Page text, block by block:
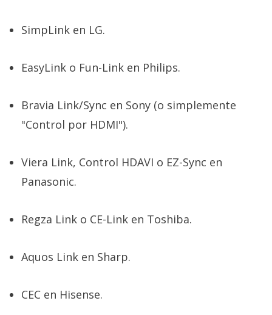
SimpLink en LG.
EasyLink o Fun-Link en Philips.
Bravia Link/Sync en Sony (o simplemente
"Control por HDMI").
Viera Link, Control HDAVI o EZ-Sync en
Panasonic.
Regza Link o CE-Link en Toshiba.
Aquos Link en Sharp.
CEC en Hisense.